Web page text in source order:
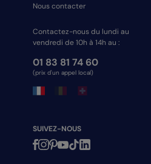
Nous contacter
Contactez-nous du lundi au
vendredi de 10h à 14h au :
01 83 81 74 60
(prix d'un appel local)
SUIVEZ-NOUS